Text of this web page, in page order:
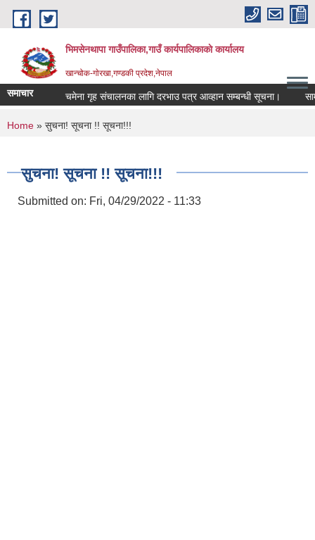
Skip to main content
भिमसेनथापा गाउँपालिका,गाउँ कार्यपालिकाकाे कार्यालय
खान्चोक-गाेरखा,गण्डकी प्रदेश,नेपाल
समाचार चमेना गृह संचालनका लागि दरभाउ पत्र आव्हान सम्बन्धी सूचना।
You are here
Home » सुचना! सूचना !! सूचना!!!
सुचना! सूचना !! सूचना!!!
Submitted on: Fri, 04/29/2022 - 11:33